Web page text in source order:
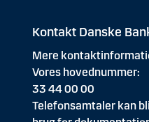
Kontakt Danske
Mere
Vores hovednummer:
33 44 00 00
Telefonsamtaler kan